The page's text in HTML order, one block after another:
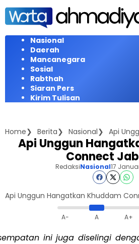
Langsung
konten
Nasional
Daerah
Mancanegara
Sosial
Rabthah
Siaran Pers
Kirim Tulisan
Home Berita Nasional
Api Unggun
Connect
RedaksiNasional17
Api Unggun Hangatkan Khuddam
A- A A+
ini juga diselingi